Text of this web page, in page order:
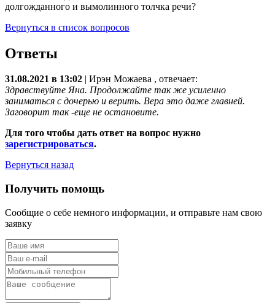
долгожданного и вымолинного толчка речи?
Вернуться в список вопросов
Ответы
31.08.2021 в 13:02 Ирэн Можаева , отвечает:
Здравствуйте Яна. Продолжайте так же усиленно
заниматься с дочерью и верить. Вера это даже главней.
Заговорит так -еще не остановите.
Для того чтобы дать ответ на вопрос нужно
зарегистрироваться.
Вернуться назад
Получить помощь
Сообщие о себе немного информации, и отправьте нам свою
заявку